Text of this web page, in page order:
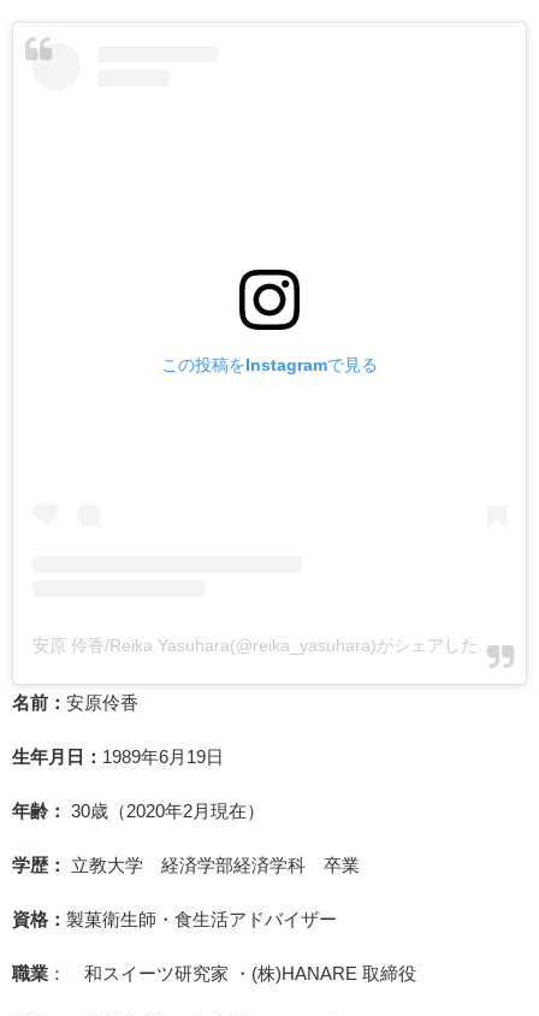
この投稿をInstagramで見る
安原 伶香/Reika Yasuhara(@reika_yasuhara)がシェアした投稿 -
名前： 安原伶香
生年月日： 1989年6月19日
年齢： 30歳（2020年2月現在）
学歴： 立教大学 経済学部経済学科 卒業
資格： 製菓衛生師・食生活アドバイザー
職業 ： 和スイーツ研究家 ・(株)HANARE 取締役